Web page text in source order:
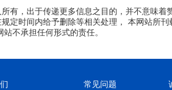
有，出于传递更多信息之目的，并不意味
定时间内给予删除等相关处理， 本网站所
不承担任何形式的责任。
常见问题